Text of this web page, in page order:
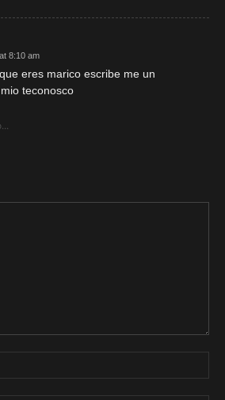
8:10 am
eres marico escribe me un
teconosco